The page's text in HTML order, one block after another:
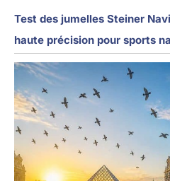
Test des jumelles Steiner
haute précision pour sports